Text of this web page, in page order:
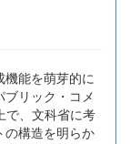
能を萌芽的に
リック・コメ
で、文科省に考
の構造を明らか